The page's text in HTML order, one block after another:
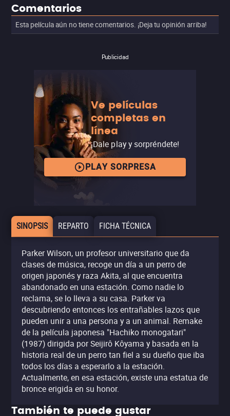
Comentarios
Esta película aún no tiene comentarios. ¡Deja tu opinión arriba!
Publicidad
Ve películas
completas en
línea
¡Dale play y sorpréndete!
PLAY SORPRESA
SINOPSIS REPARTO FICHA TÉCNICA
Parker Wilson, un profesor universitario que da
clases de música, recoge un día a un perro de
origen japonés y raza Akita, al que encuentra
abandonado en una estación. Como nadie lo
reclama, se lo lleva a su casa. Parker va
descubriendo entonces los entrañables lazos que
pueden unir a una persona y a un animal. Remake
de la película japonesa "Hachiko monogatari"
(1987) dirigida por Seijirô Kôyama y basada en la
historia real de un perro tan fiel a su dueño que iba
todos los días a esperarlo a la estación.
Actualmente, en esa estación, existe una estatua de
bronce erigida en su honor.
También te puede gustar